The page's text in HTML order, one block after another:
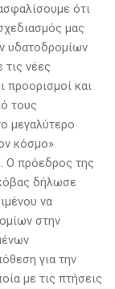
ότι
μας
υδατοδρομίων
νέες
προορισμοί και
τους
μεγαλύτερο
κόσμο»
Ο πρόεδρος της
δήλωσε
να
στην
για την
με τις πτήσεις